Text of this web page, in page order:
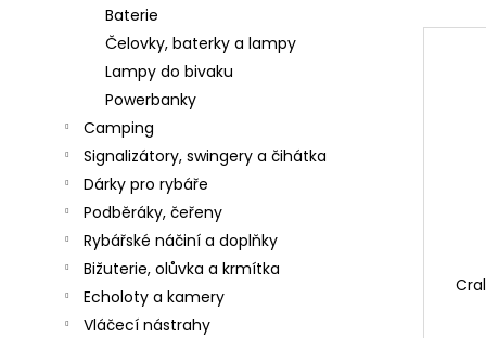
Baterie
Čelovky, baterky a lampy
Lampy do bivaku
Powerbanky
Camping
Signalizátory, swingery a čihátka
Dárky pro rybáře
Podběráky, čeřeny
Rybářské náčiní a doplňky
Bižuterie, olůvka a krmítka
Echoloty a kamery
Vláčecí nástrahy